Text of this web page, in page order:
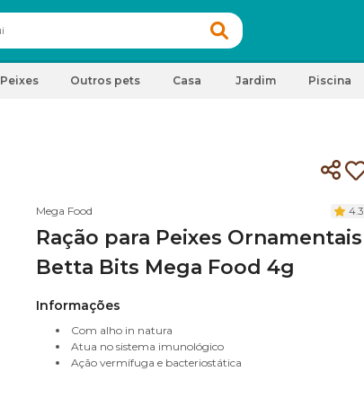
Peixes Outros pets Casa Jardim Piscina
Mega Food 4.3
Ração para Peixes Ornamentais
Betta Bits Mega Food 4g
Informações
Com alho in natura
Atua no sistema imunológico
Ação vermífuga e bacteriostática